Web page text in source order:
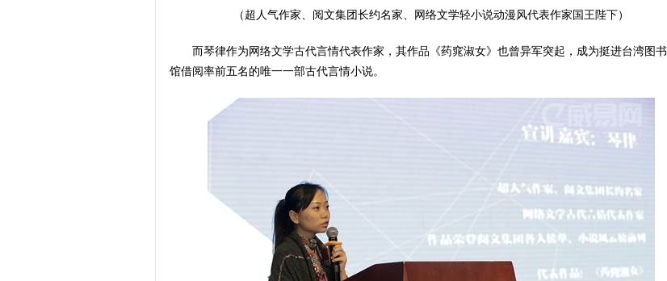
（超人气作家、阅文集团长约名家、网络文学轻小说动漫风代表作家国王陛下）
而琴律作为网络文学古代言情代表作家，其作品《药窕淑女》也曾异军突起，成为挺进台湾图书
馆借阅率前五名的唯一一部古代言情小说。